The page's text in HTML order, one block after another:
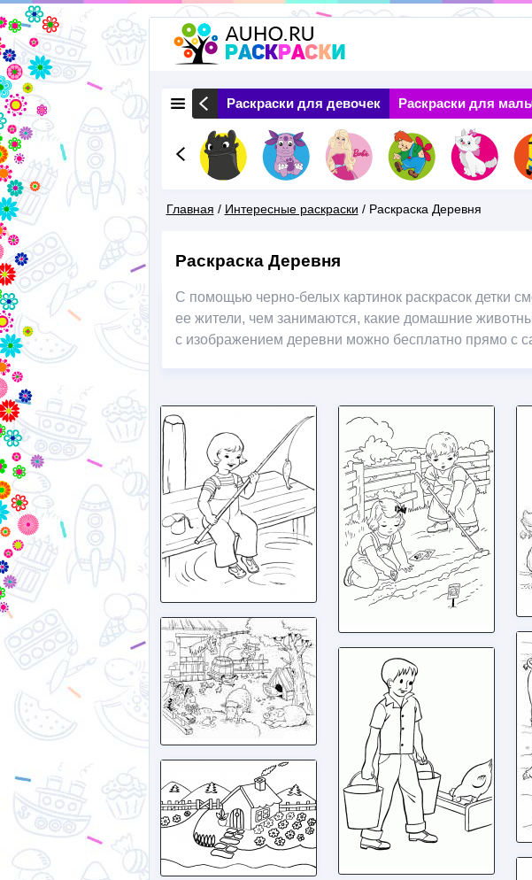
Раскраски Природа Раскраски для девочек Раскраски для
Здесь
Главная / Интересные раскраски / Раскраска Деревня
Раскраска Деревня
С помощью черно-белых картинок раскрасок детки
ее жители, чем занимаются, какие домашние
с изображением деревни можно бесплатно прямо с